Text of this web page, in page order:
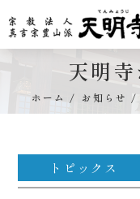
天明
ホーム お知らせ
トピックス